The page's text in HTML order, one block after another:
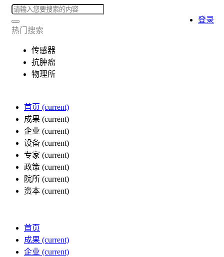
热门搜索
传感器
抗肿瘤
物理所
首页 (current)
成果 (current)
企业 (current)
设备 (current)
专家 (current)
政策 (current)
院所 (current)
资本 (current)
登录
首页
成果 (current)
企业 (current)